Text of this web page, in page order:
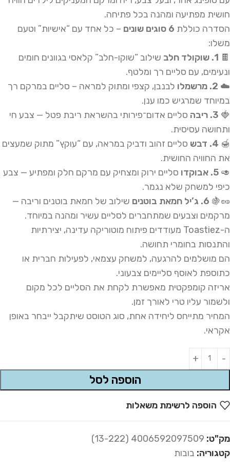
חושית מפתיעה ומהנה בכל פתיחה.
הסדרה כוללת 6 סוגים שונים
– כל אחד עם “אישיות” וטעם
משלו:
🍫 1. שוקולד חלב
שילוב “שוקו-חלב” קלאסי בגוונים חומים
ונעימים, עם סליים רך ומלטף.
☁️ 2. מרשמלו
לבנבן, קצפי ומתוק למראה – סליים במרקם רך
במיוחד שמרגיש כמו ענן.
🍓 3. ריבה
סליים אדום־פירותי בהשראת ריבת פטל — צבע חי
ותחושה עסיסית.
🍯 4. דבש
סליים זהוב ודביק במראה, עם “עוקץ” מתוק שמעצים
את החוויה החושית.
🥑 5. אבוקדו
סליים ירוק ומצחיק עם מרקם חלק ומפתיע — צבע
כיפי למשחק שלא נגמר.
🥜🍇 6. ג’יל חמאת בוטנים
שילוב של חמאת בוטנים וריבה —
מרקמים וצבעים שמתחברים לסליים עשיר ומהנה במיוחד.
ה-Toastiez מעודדים פיתוח מוטוריקה עדינה, יצירתיות
והתנסות בחומרי תחושה.
הם מושלמים להרגעה, למשחק עצמאי, לפעילות חברית או
כתוספת לאוסף סליימים צבעוני.
אריזה קומפקטית מאפשרת לקחת את הסליים לכל מקום
ולשמור עליו טרי לאורך זמן.
המחיר מתייחס ליחידה אחת, סוג הטוסט שיתקבל ייבחר באופן
אקראי.
הוספה לסל
Alternative:
הוספה לרשימת משאלות
מק"ט: 4006592097509 (13-222)
קטגוריה: בובות